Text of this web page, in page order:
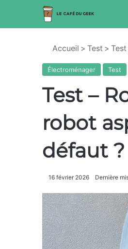
Accueil > Test >
Électroménager Test
Test –
robot
défaut ?
16 février 2026 Dernière